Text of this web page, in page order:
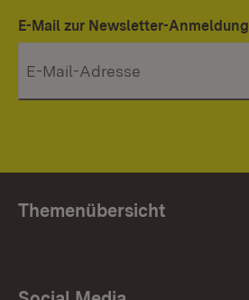
E-Mail zur Newsletter-Anmeldung
Themenübersicht